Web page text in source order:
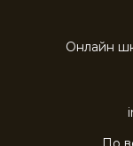
Онлайн